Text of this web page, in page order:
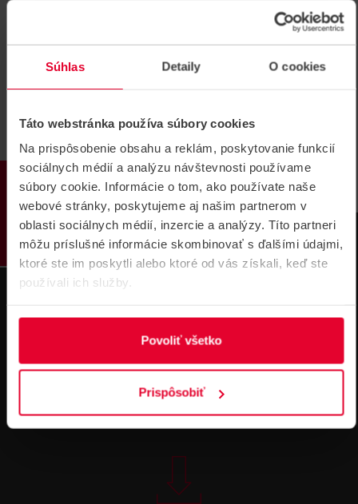
Súhlas Detaily O cookies
Táto webstránka používa súbory cookies
Na prispôsobenie obsahu a reklám, poskytovanie funkcií
sociálnych médií a analýzu návštevnosti používame
súbory cookie. Informácie o tom, ako používate naše
webové stránky, poskytujeme aj našim partnerom v
oblasti sociálnych médií, inzercie a analýzy. Títo partneri
môžu príslušné informácie skombinovať s ďalšími údajmi,
ktoré ste im poskytli alebo ktoré od vás získali, keď ste
používali ich služby.
Povoliť všetko
Prispôsobiť
PRODUKTY
KONTAKTOVAŤ E-MAILOM
0 produktov
Technická
Podpora cez